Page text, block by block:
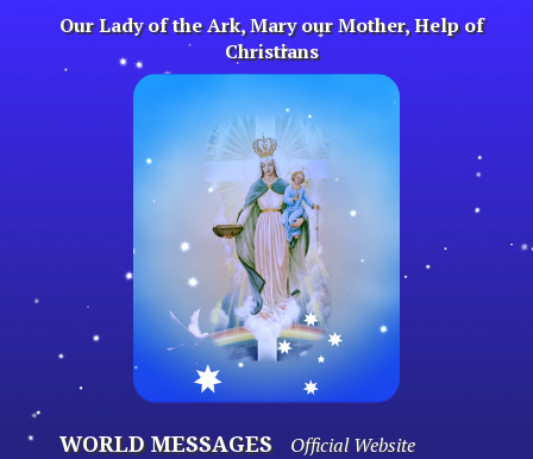
content
Our Lady of the Ark, Mary our Mother, Help of
Christians
WORLD MESSAGES Official Website